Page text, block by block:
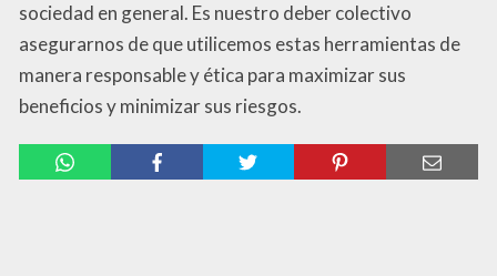
sociedad en general. Es nuestro deber colectivo
asegurarnos de que utilicemos estas herramientas de
manera responsable y ética para maximizar sus
beneficios y minimizar sus riesgos.